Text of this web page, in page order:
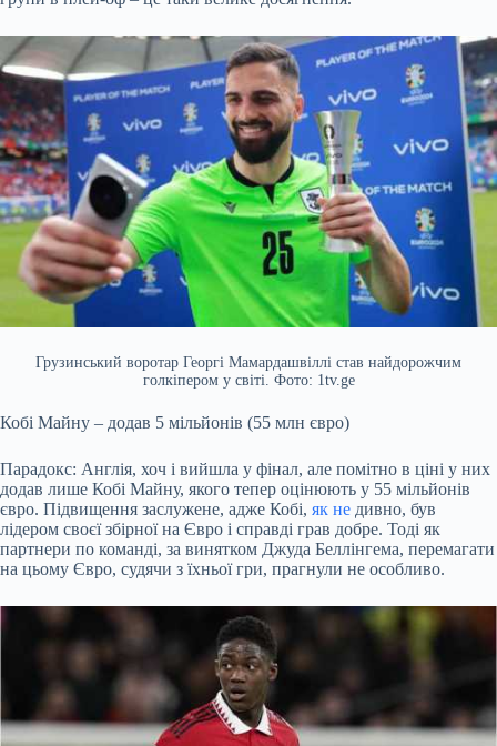
Грузинський воротар Георгі Мамардашвіллі став найдорожчим
голкіпером у світі. Фото: 1tv.ge
Кобі Майну – додав 5 мільйонів (55 млн євро)
Парадокс: Англія, хоч і вийшла у фінал, але помітно в ціні у них
додав лише Кобі Майну, якого тепер оцінюють у 55 мільйонів
євро. Підвищення заслужене, адже Кобі, як не дивно, був
лідером своєї збірної на Євро і справді грав добре. Тоді як
партнери по команді, за винятком Джуда Беллінгема, перемагати
на цьому Євро, судячи з їхньої гри, прагнули не особливо.